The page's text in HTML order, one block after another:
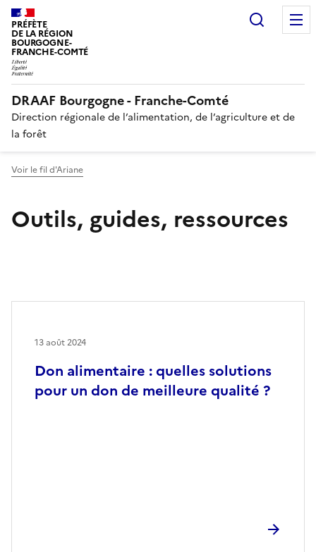
PRÉFÈTE
DE LA RÉGION
BOURGOGNE-
FRANCHE-COMTÉ
DRAAF Bourgogne - Franche-Comté
Direction régionale de l’alimentation, de l’agriculture et de
la forêt
Voir le fil d'Ariane
Outils, guides, ressources
Don alimentaire : quelles solutions
pour un don de meilleure qualité ?
13 août 2024